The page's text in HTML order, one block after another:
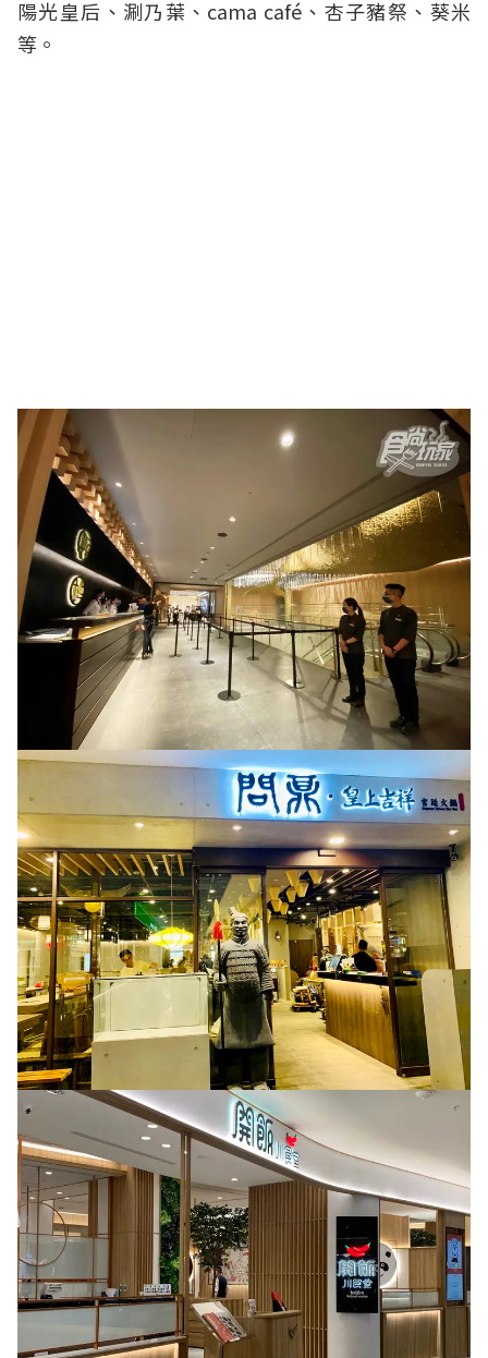
陽光皇后、涮乃葉、cama café、杏子豬祭、葵米
等。